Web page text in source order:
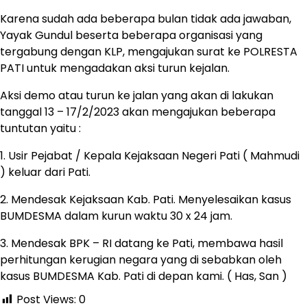
Karena sudah ada beberapa bulan tidak ada jawaban,
Yayak Gundul beserta beberapa organisasi yang
tergabung dengan KLP, mengajukan surat ke POLRESTA
PATI untuk mengadakan aksi turun kejalan.
Aksi demo atau turun ke jalan yang akan di lakukan
tanggal 13 – 17/2/2023 akan mengajukan beberapa
tuntutan yaitu :
1. Usir Pejabat / Kepala Kejaksaan Negeri Pati ( Mahmudi
) keluar dari Pati.
2. Mendesak Kejaksaan Kab. Pati. Menyelesaikan kasus
BUMDESMA dalam kurun waktu 30 x 24 jam.
3. Mendesak BPK – RI datang ke Pati, membawa hasil
perhitungan kerugian negara yang di sebabkan oleh
kasus BUMDESMA Kab. Pati di depan kami. ( Has, San )
Post Views: 0